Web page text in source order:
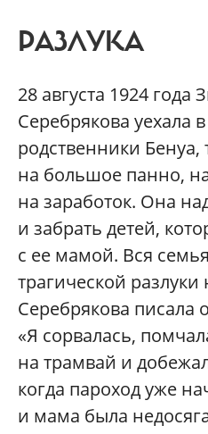
РАЗЛУКА
28 августа 1924 года
Серебрякова уехала
родственники Бенуа,
на большое панно,
на заработок. Она
и забрать детей,
с ее мамой. Вся
трагической разлуки
Серебрякова писала
«Я сорвалась,
на трамвай и
когда пароход уже
и мама была